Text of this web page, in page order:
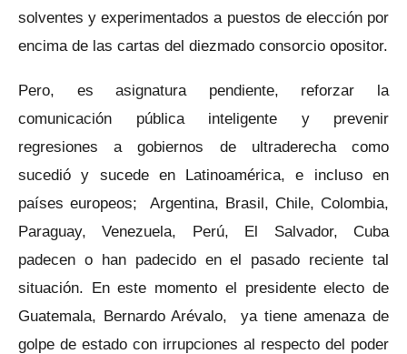
solventes y experimentados a puestos de elección por
encima de las cartas del diezmado consorcio opositor.
Pero, es asignatura pendiente, reforzar la
comunicación pública inteligente y prevenir
regresiones a gobiernos de ultraderecha como
sucedió y sucede en Latinoamérica, e incluso en
países europeos; Argentina, Brasil, Chile, Colombia,
Paraguay, Venezuela, Perú, El Salvador, Cuba
padecen o han padecido en el pasado reciente tal
situación. En este momento el presidente electo de
Guatemala, Bernardo Arévalo, ya tiene amenaza de
golpe de estado con irrupciones al respecto del poder